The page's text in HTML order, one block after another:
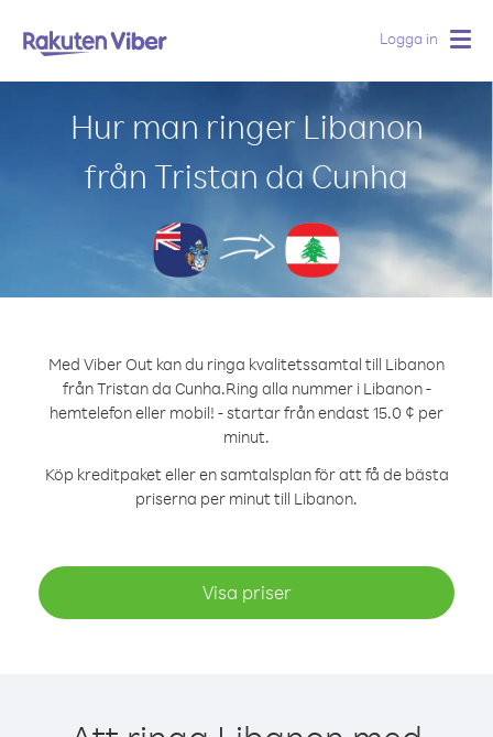
Logga in
Hur man ringer Libanon
från Tristan da Cunha
Med Viber Out kan du ringa kvalitetssamtal till Libanon
från Tristan da Cunha.Ring alla nummer i Libanon -
hemtelefon eller mobil! - startar från endast 15.0 ¢ per
minut.
Köp kreditpaket eller en samtalsplan för att få de bästa
priserna per minut till Libanon.
Visa priser